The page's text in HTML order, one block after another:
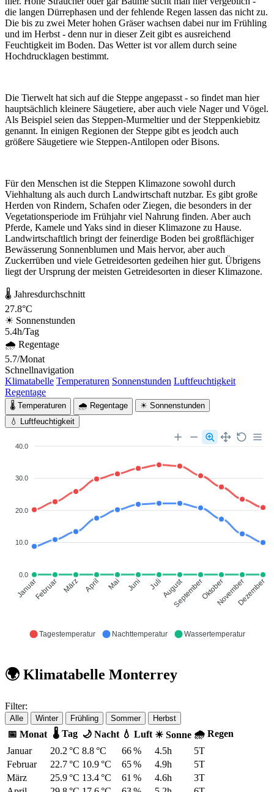
die langen Dürrephasen und der fehlende Regen lassen das nicht zu.
Die bis zu zwei Meter hohen Gräser wachsen dabei nur im Frühling
und im Herbst - denn nur in dieser Zeit gibt es ausreichend
Feuchtigkeit im Boden. Das Wetter ist vor allem durch seine
Hochdrucklagen bestimmt.
Die Tierwelt hat sich auf die Steppe angepasst - so findet man hier
hauptsächlich kleinere Säugetiere, aber auch viele Nager und Vögel.
Als Beispiel seien das Steppen-Murmeltier und der Steppenkiebitz
genannt. In einigen Regionen der Steppe gibt es jeodch auch
größere Säugetiere wie Steppen-Antilopen oder Bisons.
Für den Menschen ist die Steppen Klimazone sowohl durch
Viehhaltung als auch durch Landwirtschaft nutzbar. Es gibt große
Herden von Rindern, Schafen oder Ziegen, die besonders in der
Vegetationsperiode im Frühjahr viel Nahrung finden. Aber auch
Pferde, Kamele und Yaks sind in dieser Klimazone zu Hause.
Landwirtschaftlich bringt der feinerdige Boden bei großflächiger
Bewässerung Sonnenblumen und Mais hervor, aber auch
Zuckerrüben und viele Getreidesorten gedeihen hier gut. Übrigens
liegt der Ursprung der meisten Getreidesorten in dieser Klimazone.
🌡 Jahresdurchschnitt
27.8°C
☀ Sonnenstunden
5.4h/Tag
🌧 Regentage
5.7/Monat
Schnellnavigation
Klimatabelle Temperaturen Sonnenstunden Luftfeuchtigkeit
Regentage
🌡 Temperaturen 🌧 Regentage
☀ Sonnenstunden
💧 Luftfeuchtigkeit
40.0
30.0
20.0
10.0
0.0
JanuarFebruar März April Mai Juni JuliAugust
SeptemberOktoberNovemberDezember
Tagestemperatur Nachttemperatur Wassertemperatur
🌍 Klimatabelle Monterrey
Filter:
Alle Winter Frühling Sommer Herbst
📅 Monat 🌡 Tag 🌙 Nacht 💧 Luft ☀ Sonne 🌧 Regen
Januar
20.2 °C 8.8 °C 66 % 4.5h
5T
Februar
22.7 °C 10.9 °C 65 % 4.9h
5T
März
25.9 °C 13.4 °C 61 % 4.6h
3T